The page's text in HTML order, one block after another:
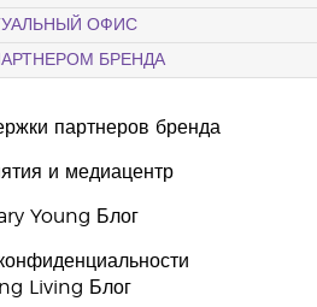
ОФИС
БРЕНДА
партнеров бренда
и медиацентр
Young Блог
Living Блог